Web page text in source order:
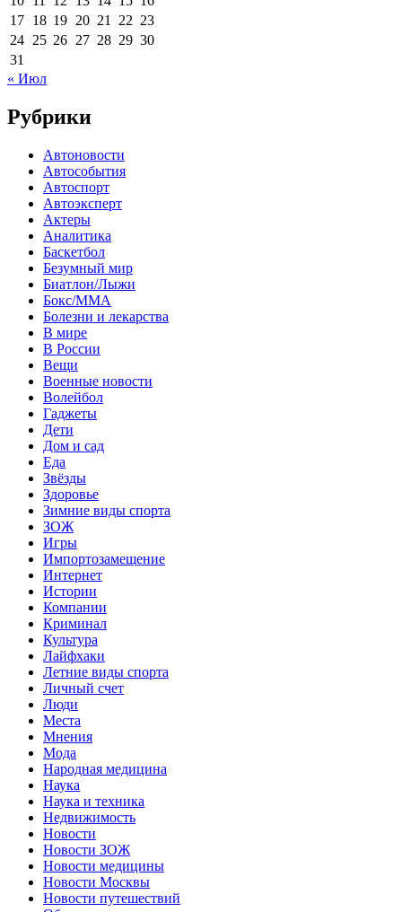
17 18 19 20 21 22 23
24 25 26 27 28 29 30
31
« Июл
Рубрики
Автоновости
Автособытия
Автоспорт
Автоэксперт
Актеры
Аналитика
Баскетбол
Безумный мир
Биатлон/Лыжи
Бокс/MMA
Болезни и лекарства
В мире
В России
Вещи
Военные новости
Волейбол
Гаджеты
Дети
Дом и сад
Еда
Звёзды
Здоровье
Зимние виды спорта
ЗОЖ
Игры
Импортозамещение
Интернет
Истории
Компании
Криминал
Культура
Лайфхаки
Летние виды спорта
Личный счет
Люди
Места
Мнения
Мода
Народная медицина
Наука
Наука и техника
Недвижимость
Новости
Новости ЗОЖ
Новости медицины
Новости Москвы
Новости путешествий